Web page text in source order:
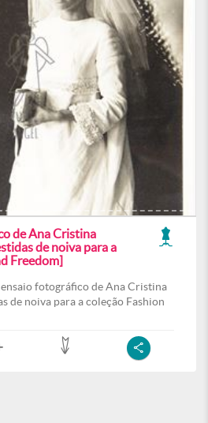
de Ana Cristina
de noiva para a
Freedom]
fotográfico de Ana Cristina
de noiva para a coleção Fashion